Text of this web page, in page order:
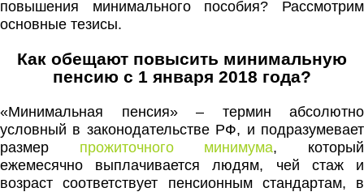
повышения минимального пособия? Рассмотрим
основные тезисы.
Как обещают повысить минимальную
пенсию с 1 января 2018 года?
«Минимальная пенсия» – термин абсолютно
условный в законодательстве РФ, и подразумевает
размер прожиточного минимума, который
ежемесячно выплачивается людям, чей стаж и
возраст соответствует пенсионным стандартам, в